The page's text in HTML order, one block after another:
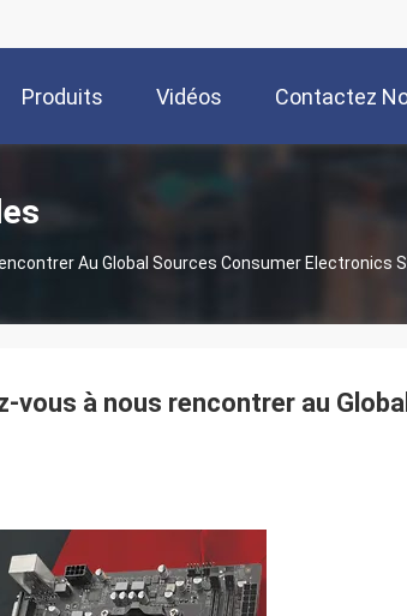
Produits Vidéos Contactez
Au Global Sources Consumer Electronics
vous à nous rencontrer au